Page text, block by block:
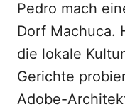
Pedro mach
Dorf Machuca.
die lokale
Gerichte
Adobe-